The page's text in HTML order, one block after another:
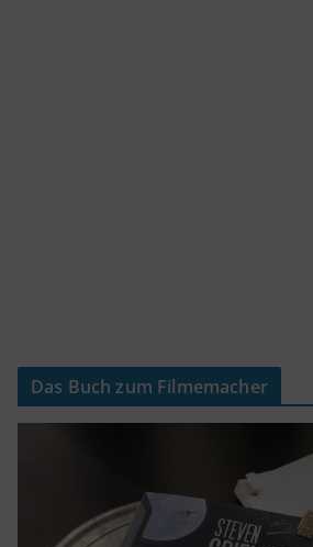
Das Buch zum Filmemacher